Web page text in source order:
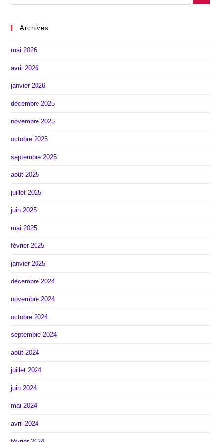
Archives
mai 2026
avril 2026
janvier 2026
décembre 2025
novembre 2025
octobre 2025
septembre 2025
août 2025
juillet 2025
juin 2025
mai 2025
février 2025
janvier 2025
décembre 2024
novembre 2024
octobre 2024
septembre 2024
août 2024
juillet 2024
juin 2024
mai 2024
avril 2024